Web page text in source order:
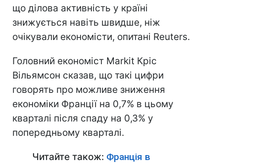
що ділова активність у країні
знижується навіть швидше, ніж
очікували економісти, опитані Reuters.
Головний економіст Markit Кріс
Вільямсон сказав, що такі цифри
говорять про можливе зниження
економіки Франції на 0,7% в цьому
кварталі після спаду на 0,3% у
попередньому кварталі.
Читайте також: Франція в